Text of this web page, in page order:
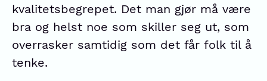
kvalitetsbegrepet. Det man gjør må være
bra og helst noe som skiller seg ut, som
overrasker samtidig som det får folk til å
tenke.